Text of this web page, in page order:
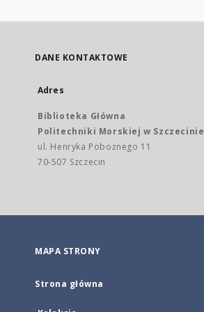
DANE KONTAKTOWE
Adres
Biblioteka Główna
Politechniki Morskiej w Szczecinie
ul. Henryka Pobożnego 11
70-507 Szczecin
MAPA STRONY
Strona główna